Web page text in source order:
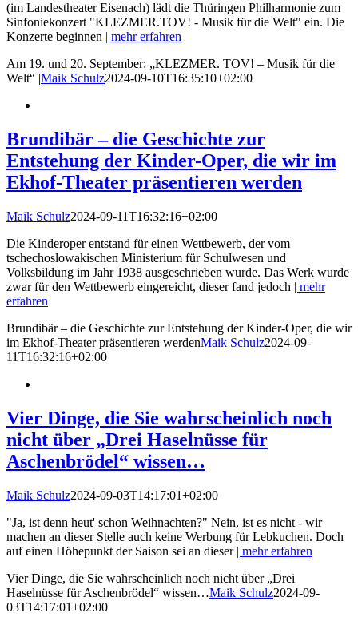
(im Landestheater Eisenach) lädt die Thüringen Philharmonie zum
Sinfoniekonzert "KLEZMER.TOV! - Musik für die Welt" ein. Die
Konzerte beginnen | mehr erfahren
Am 19. und 20. September: „KLEZMER. TOV! – Musik für die
Welt“ |Maik Schulz2024-09-10T16:35:10+02:00
Brundibär – die Geschichte zur
Entstehung der Kinder-Oper, die wir im
Ekhof-Theater präsentieren werden
Maik Schulz2024-09-11T16:32:16+02:00
Die Kinderoper entstand für einen Wettbewerb, der vom
tschechoslowakischen Ministerium für Schulwesen und
Volksbildung im Jahr 1938 ausgeschrieben wurde. Das Werk wurde
zwar für den Wettbewerb eingereicht, dieser fand jedoch | mehr
erfahren
Brundibär – die Geschichte zur Entstehung der Kinder-Oper, die wir
im Ekhof-Theater präsentieren werdenMaik Schulz2024-09-
11T16:32:16+02:00
Vier Dinge, die Sie wahrscheinlich noch
nicht über „Drei Haselnüsse für
Aschenbrödel“ wissen…
Maik Schulz2024-09-03T14:17:01+02:00
"Ja, ist denn heut' schon Weihnachten?" Nein, ist es nicht - wir
machen an dieser Stelle auch keine Werbung für Lebkuchen. Doch
auf einen Höhepunkt der Saison sei an dieser | mehr erfahren
Vier Dinge, die Sie wahrscheinlich noch nicht über „Drei
Haselnüsse für Aschenbrödel“ wissen…Maik Schulz2024-09-
03T14:17:01+02:00